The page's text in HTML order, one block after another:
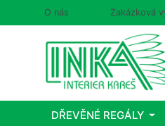
O nás Zakázková
DŘEVĚNÉ REGÁLY